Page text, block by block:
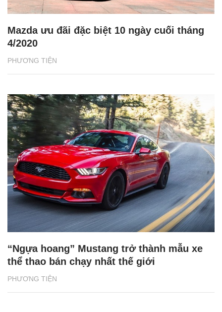
PHƯƠNG TIỆN
Mazda ưu đãi đặc biệt 10 ngày cuối tháng
4/2020
PHƯƠNG TIỆN
“Ngựa hoang” Mustang trở thành mẫu xe
thể thao bán chạy nhất thế giới